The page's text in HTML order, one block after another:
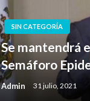
SIN CATEGORÍA
Se mantendrá
Semáforo
Admin 31 julio, 2021